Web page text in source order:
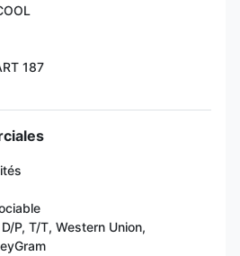
187
P, T/T, Western Union,